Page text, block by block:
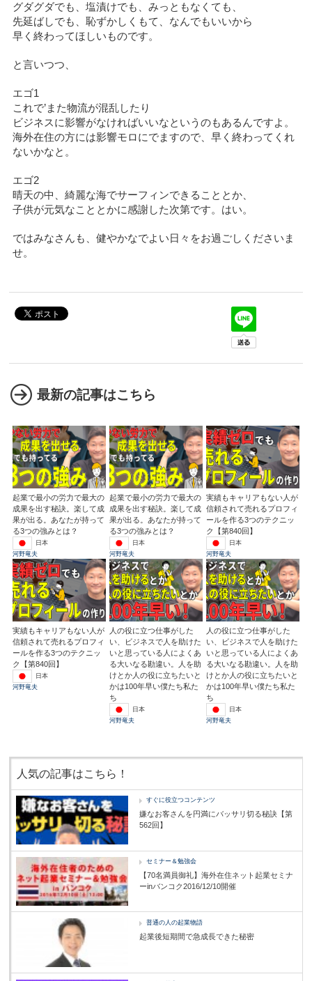
グダグダでも、塩漬けでも、みっともなくても、
先延ばしでも、恥ずかしくもて、なんでもいいから
早く終わってほしいものです。
と言いつつ、
エゴ1
これで’また物流が混乱したり
ビジネスに影響がなければいいなというのもあるんですよ。
海外在住の方には影響モロにでますので、早く終わってくれ
ないかなと。
エゴ2
晴天の中、綺麗な海でサーフィンできることとか、
子供が元気なこととかに感謝した次第です。はい。
ではみなさんも、健やかなでよい日々をお過ごしくださいま
せ。
最新の記事はこちら
起業で最小の労力で最大の
成果を出す秘訣。楽して成
果が出る。あなたが持って
る3つの強みとは？
日本
河野竜夫
起業で最小の労力で最大の
成果を出す秘訣。楽して成
果が出る。あなたが持って
る3つの強みとは？
日本
河野竜夫
実績もキャリアもない人が
信頼されて売れるプロフィ
ールを作る3つのテクニッ
ク【第840回】
日本
河野竜夫
実績もキャリアもない人が
信頼されて売れるプロフィ
ールを作る3つのテクニッ
ク【第840回】
日本
河野竜夫
人の役に立つ仕事がした
い、ビジネスで人を助けた
いと思っている人によくあ
る大いなる勘違い。人を助
けとか人の役に立ちたいと
かは100年早い僕たち私た
ち
日本
河野竜夫
人の役に立つ仕事がした
い、ビジネスで人を助けた
いと思っている人によくあ
る大いなる勘違い。人を助
けとか人の役に立ちたいと
かは100年早い僕たち私た
ち
日本
河野竜夫
人気の記事はこちら！
すぐに役立つコンテンツ
嫌なお客さんを円満にバッサリ切る秘訣【第
562回】
セミナー＆勉強会
【70名満員御礼】海外在住ネット起業セミナ
ーinバンコク2016/12/10開催
普通の人の起業物語
起業後短期間で急成長できた秘密